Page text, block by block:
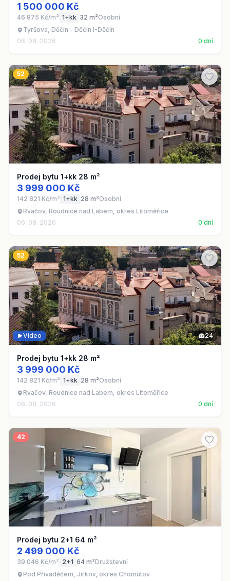
1 500 000 Kč
46 875 Kč/m² 1+kk 32 m²Osobní
Tyršova, Děčín - Děčín I-Děčín
06. 08. 2026
0 dní
52
Prodej bytu 1+kk 28 m²
3 999 000 Kč
142 821 Kč/m² 1+kk 28 m²Osobní
Rvačov, Roudnice nad Labem, okres Litoměřice
06. 08. 2026
0 dní
52
24
Video
Prodej bytu 1+kk 28 m²
3 999 000 Kč
142 821 Kč/m² 1+kk 28 m²Osobní
Rvačov, Roudnice nad Labem, okres Litoměřice
06. 08. 2026
0 dní
42
Prodej bytu 2+1 64 m²
2 499 000 Kč
39 046 Kč/m² 2+1 64 m²Družstevní
Pod Přivaděčem, Jirkov, okres Chomutov